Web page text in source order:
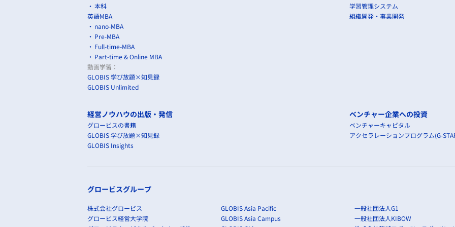
本科
英語MBA
nano-MBA
Pre-MBA
Full-time-MBA
Part-time & Online MBA
動画学習：
GLOBIS 学び放題×知見録
GLOBIS Unlimited
学習管理システム
組織開発・事業開発
経営ノウハウの出版・発信
グロービスの書籍
GLOBIS 学び放題×知見録
GLOBIS Insights
ベンチャー企業への投資
ベンチャーキャピタル
アクセラレーションプログラム(G-
グロービスグループ
株式会社グロービス
グロービス経営大学院
GLOBIS Asia Pacific
GLOBIS Asia Campus
一般社団法人G1
一般社団法人KIBOW